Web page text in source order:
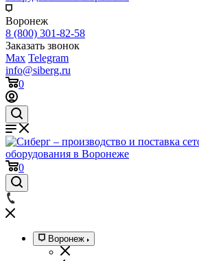
Воронеж
8 (800) 301-82-58
Заказать звонок
Max Telegram
info@siberg.ru
0
0
Воронеж